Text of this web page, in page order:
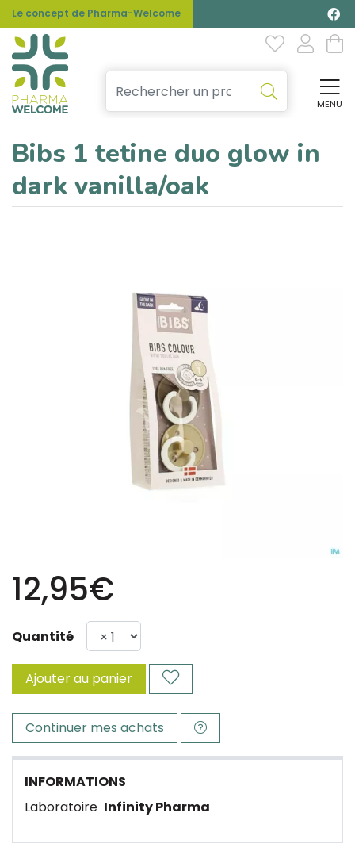
Le concept de Pharma-Welcome
MENU
Bibs 1 tetine duo glow in
dark vanilla/oak
12,95€
Quantité
Ajouter au panier
Continuer mes achats
INFORMATIONS
Laboratoire Infinity Pharma